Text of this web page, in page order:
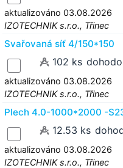
aktualizováno 03.08.2026
IZOTECHNIK s.r.o., Třinec
Svařovaná síť 4/150*150
102 ks
aktualizováno 03.08.2026
IZOTECHNIK s.r.o., Třinec
Plech 4.0-1000*2000 -
12.53 ks
aktualizováno 03.08.2026
IZOTECHNIK s.r.o., Třinec